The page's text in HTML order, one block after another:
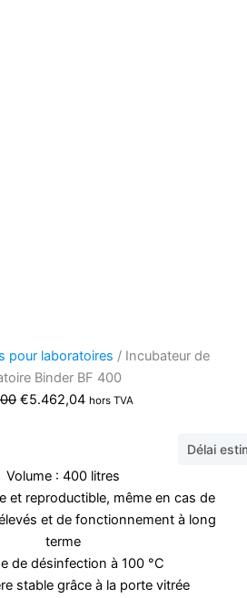
pour laboratoires / Incubateur de
Binder BF 400
Le
€5.937,00.
€5.462,04Le
€5.462,04.
hors TVA
Délai
Volume : 400 litres
et reproductible, même en cas de
et de fonctionnement à long
terme
de désinfection à 100 °C
stable grâce à la porte vitrée